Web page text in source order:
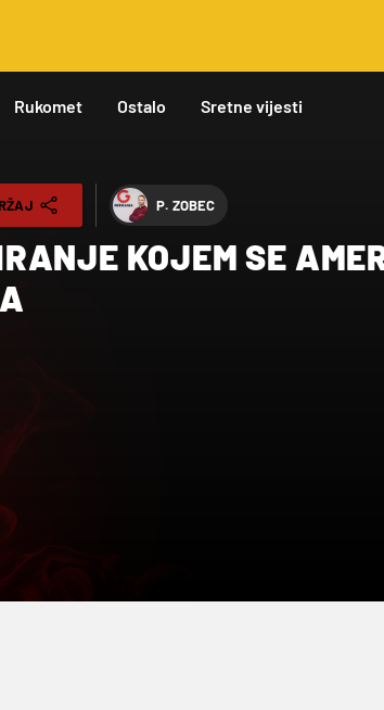
Rukomet Ostalo Sretne vijesti
P. ZOBEC
KOJEM SE